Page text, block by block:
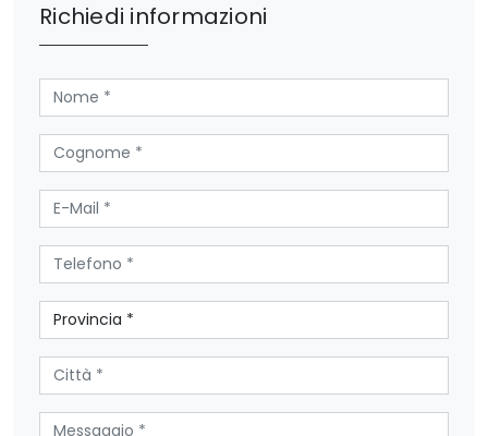
Richiedi informazioni